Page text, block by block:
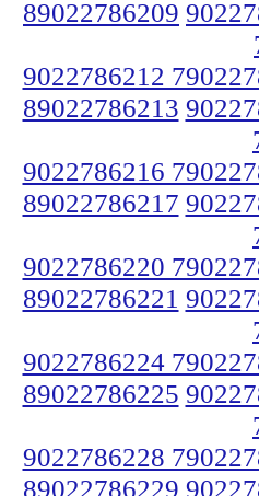
89022786209
9022786212
89022786213
9022786216
89022786217
9022786220
89022786221
9022786224
89022786225
9022786228
89022786229